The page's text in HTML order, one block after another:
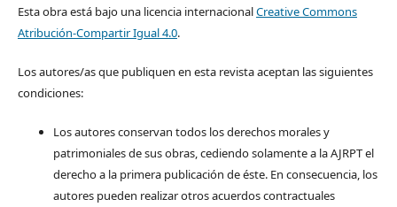
Esta obra está bajo una licencia internacionalCreative Commons
Atribución-Compartir Igual 4.0.
Los autores/as que publiquen en esta revista aceptan las siguientes
condiciones:
Los autores conservan todos los derechos morales y
patrimoniales de sus obras, cediendo solamente a la AJRPT el
derecho a la primera publicación de éste. En consecuencia, los
autores pueden realizar otros acuerdos contractuales